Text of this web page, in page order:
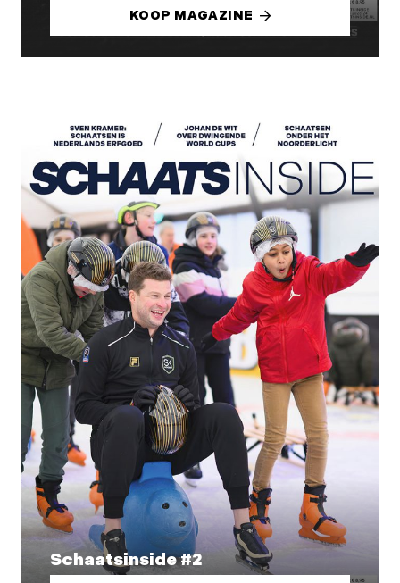
KOOP MAGAZINE
Schaatsinside #2